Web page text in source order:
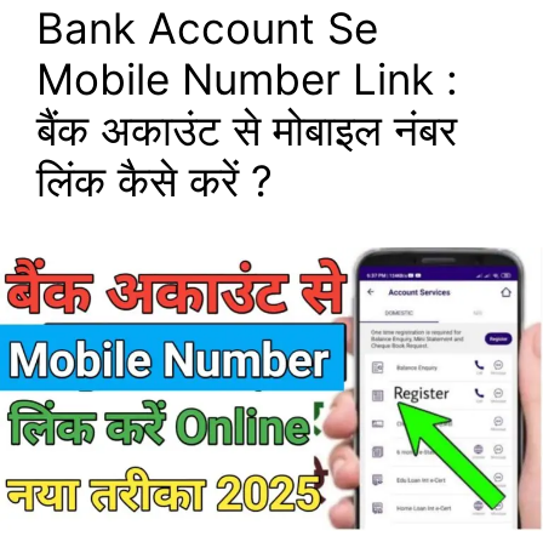
Bank Account Se
Mobile Number Link :
बैंक अकाउंट से मोबाइल नंबर
लिंक कैसे करें ?